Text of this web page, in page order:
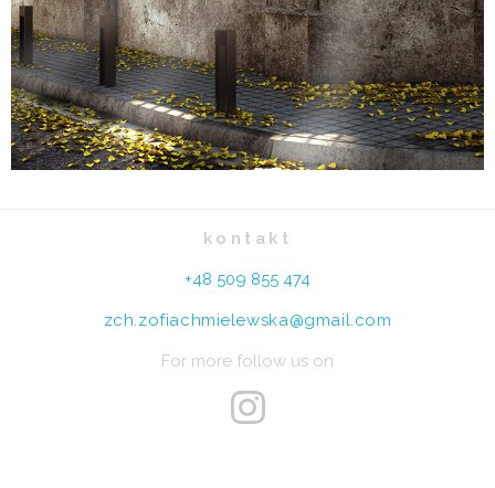
kontakt
+48 509 855 474
For more follow us on
zch.zofiachmielewska@gmail.com